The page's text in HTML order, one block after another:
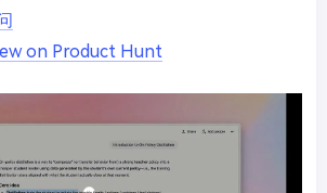
on Product Hunt